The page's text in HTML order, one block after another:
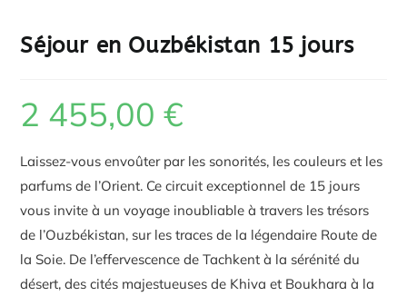
Séjour en Ouzbékistan 15 jours
2 455,00€
Laissez-vous envoûter par les sonorités, les couleurs et les
parfums de l’Orient. Ce circuit exceptionnel de 15 jours
vous invite à un voyage inoubliable à travers les trésors
de l’Ouzbékistan, sur les traces de la légendaire Route de
la Soie. De l’effervescence de Tachkent à la sérénité du
désert, des cités majestueuses de Khiva et Boukhara à la